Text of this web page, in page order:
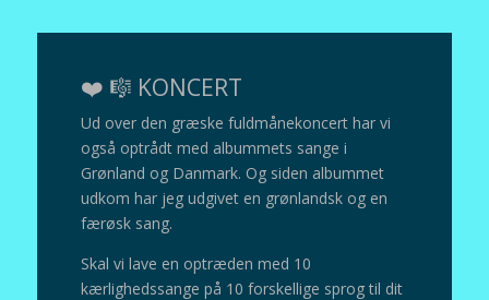
❤️ 🎼 KONCERT
Ud over den græske fuldmånekoncert har vi
også optrådt med albummets sange i
Grønland og Danmark. Og siden albummet
udkom har jeg udgivet en grønlandsk og en
færøsk sang.
Skal vi lave en optræden med 10
kærlighedssange på 10 forskellige sprog til dit